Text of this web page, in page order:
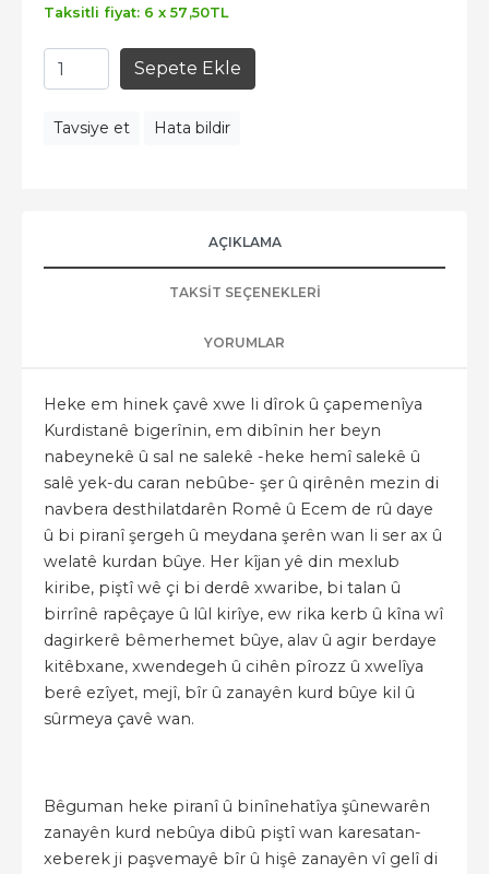
Taksitli fiyat: 6 x 57 ,50TL
Sepete Ekle
Tavsiye et Hata bildir
AÇIKLAMA
TAKSIT SEÇENEKLERI
YORUMLAR
Heke em hinek çavê xwe li dîrok û çapemenîya
Kurdistanê bigerînin, em dibînin her beyn
nabeynekê û sal ne salekê -heke hemî salekê û
salê yek-du caran nebûbe- şer û qirênên mezin di
navbera desthilatdarên Romê û Ecem de rû daye
û bi piranî şergeh û meydana şerên wan li ser ax û
welatê kurdan bûye. Her kîjan yê din mexlub
kiribe, piştî wê çi bi derdê xwaribe, bi talan û
birrînê rapêçaye û lûl kirîye, ew rika kerb û kîna wî
dagirkerê bêmerhemet bûye, alav û agir berdaye
kitêbxane, xwendegeh û cihên pîrozz û xwelîya
berê ezîyet, mejî, bîr û zanayên kurd bûye kil û
sûrmeya çavê wan.
Bêguman heke piranî û binînehatîya şûnewarên
zanayên kurd nebûya dibû piştî wan karesatan-
xeberek ji paşvemayê bîr û hişê zanayên vî gelî di